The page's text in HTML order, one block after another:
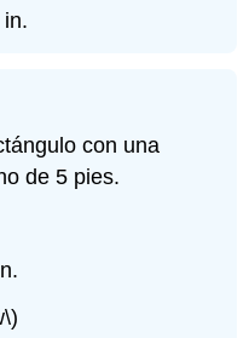
con una
de 5 pies.